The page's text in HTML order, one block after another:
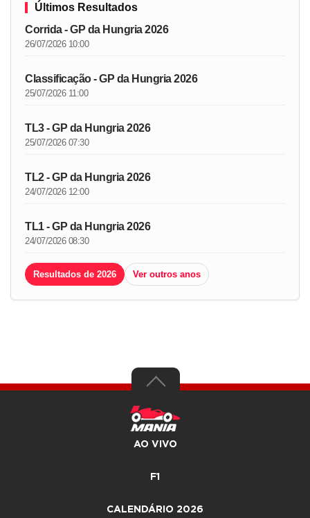
Últimos Resultados
Corrida - GP da Hungria 2026
26/07/2026 10:00
Classificação - GP da Hungria 2026
25/07/2026 11:00
TL3 - GP da Hungria 2026
25/07/2026 07:30
TL2 - GP da Hungria 2026
24/07/2026 12:00
TL1 - GP da Hungria 2026
24/07/2026 08:30
Resultados de 2026 Ver outros anos
AO VIVO
F1
CALENDÁRIO 2026